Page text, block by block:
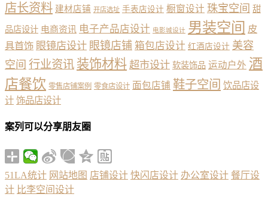
店长资料 建材店铺 开店选址 手表店设计 橱窗设计 珠宝空间 甜
品店设计 电商资讯 电子产品店设计 电影城设计 男装空间 皮
具首饰 眼镜店设计 眼镜店铺 箱包店设计 红酒店设计 美容
空间 行业资讯 装饰材料 超市设计 软装饰品 运动户外 酒
店餐饮 零售店铺案例 零食店设计 面包店铺 鞋子空间 饮品店设
计 饰品店设计
案列可以分享朋友圈
51LA统计 网站地图 店铺设计 快闪店设计 办公室设计 餐厅设
计 比李空间设计